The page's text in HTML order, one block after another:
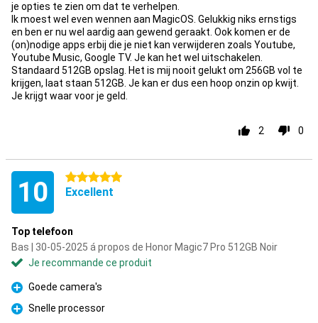
je opties te zien om dat te verhelpen.
Ik moest wel even wennen aan MagicOS. Gelukkig niks ernstigs
en ben er nu wel aardig aan gewend geraakt. Ook komen er de
(on)nodige apps erbij die je niet kan verwijderen zoals Youtube,
Youtube Music, Google TV. Je kan het wel uitschakelen.
Standaard 512GB opslag. Het is mij nooit gelukt om 256GB vol te
krijgen, laat staan 512GB. Je kan er dus een hoop onzin op kwijt.
Je krijgt waar voor je geld.
2 0
10 5 étoiles
Excellent
Top telefoon
Bas | 30-05-2025 á propos de Honor Magic7 Pro 512GB Noir
Je recommande ce produit
Pour
Goede camera's
Pour
Snelle processor